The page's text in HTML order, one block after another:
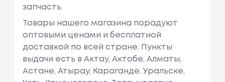
запчасть.
Товары нашего магазина порадуют
оптовыми ценами и бесплатной
доставкой по всей стране. Пункты
выдачи есть в Актау, Актобе, Алматы,
Астане, Атырау, Караганде, Уральске,